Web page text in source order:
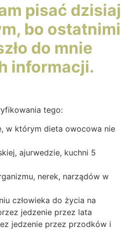
pisać dzisiaj
bo ostatnimi
do mnie
informacji.
tego:
w którym dieta owocowa nie
ajurwedzie, kuchni 5
nerek, narządów w
człowieka do życia na
jedzenie przez lata
jedzenie przez przodków i